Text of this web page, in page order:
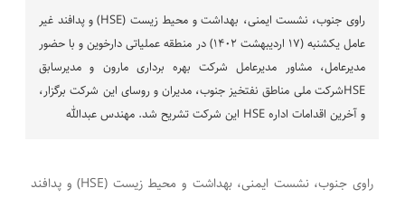
راوی جنوب، نشست ایمنی، بهداشت و محیط زیست (HSE) و پدافند غیر
عامل یکشنبه (۱۷ اردیبهشت ۱۴۰۲) در منطقه عملیاتی دارخوین و با حضور
مدیرعامل، مشاور مدیرعامل شرکت بهره برداری مارون و مدیرسابق
HSEشرکت ملی مناطق نفتخیز جنوب، مدیران و روسای این شرکت برگزار،
و آخرین اقدامات اداره HSE این شرکت تشریح شد. مهندس عبدالله
راوی جنوب، نشست ایمنی، بهداشت و محیط زیست (HSE) و پدافند